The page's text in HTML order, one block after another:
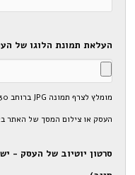
העלאת תמונת הלוגו של
העסק או צילום המסך של האתר
סרטון יוטיוב של העסק -